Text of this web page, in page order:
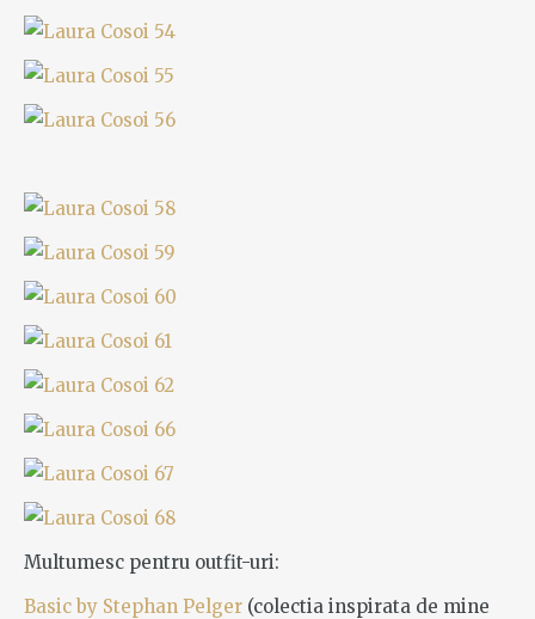
Multumesc pentru outfit-uri:
Basic by Stephan Pelger (colectia inspirata de mine